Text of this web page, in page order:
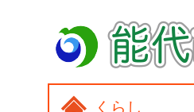
くらし